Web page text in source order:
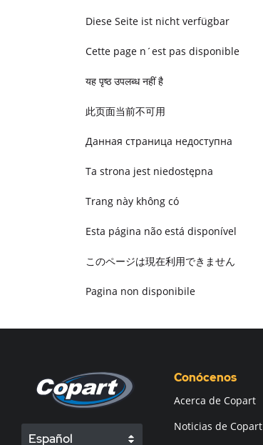
Diese Seite ist nicht verfügbar
Cette page n´est pas disponible
यह पृष्ठ उपलब्ध नहीं है
此页面当前不可用
Данная страница недоступна
Ta strona jest niedostępna
Trang này không có
Esta página não está disponível
このページは現在利用できません
Pagina non disponibile
Español
Conócenos
Acerca de Copart
Noticias de Copart